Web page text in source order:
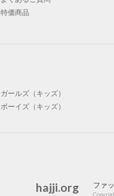
特価商品
ガールズ（キッズ）
ボーイズ（キッズ）
hajji.org ファ